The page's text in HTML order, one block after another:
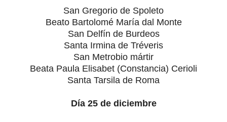
San Gregorio de Spoleto
Beato Bartolomé María dal Monte
San Delfín de Burdeos
Santa Irmina de Tréveris
San Metrobio mártir
Beata Paula Elisabet (Constancia) Cerioli
Santa Tarsila de Roma
Día 25 de diciembre